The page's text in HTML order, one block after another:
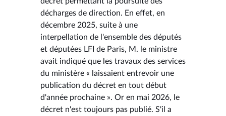
décharges de direction. En effet, en
décembre 2025, suite à une
interpellation de l'ensemble des députés
et députées LFI de Paris, M. le ministre
avait indiqué que les travaux des services
du ministère « laissaient entrevoir une
publication du décret en tout début
d'année prochaine ». Or en mai 2026, le
décret n'est toujours pas publié. S'il a